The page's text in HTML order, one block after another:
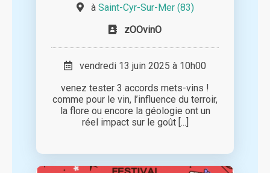
à Saint-Cyr-Sur-Mer (83)
zOOvinO
vendredi 13 juin 2025 à 10h00
venez tester 3 accords mets-vins !
comme pour le vin, l’influence du terroir,
la flore ou encore la géologie ont un
réel impact sur le goût [...]